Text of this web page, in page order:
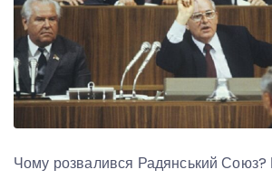
Чому розвалився Радянський Союз?